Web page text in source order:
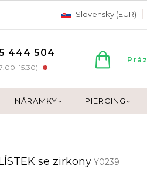
Slovensky (EUR)
444 504
NÁRAMKY PIERCING
se zirkony Y0239